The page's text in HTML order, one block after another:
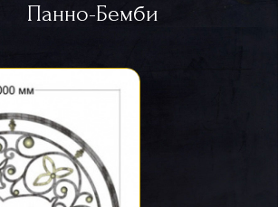
Панно-Бемби